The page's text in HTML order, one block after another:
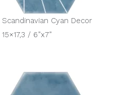
Scandinavian Cyan Decor
15×17,3 / 6”x7”